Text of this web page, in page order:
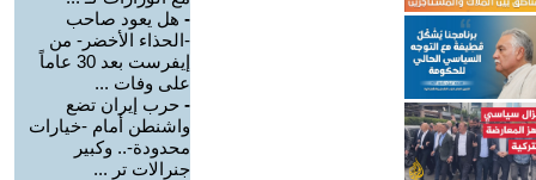
- هل يعود صاحب
-الحذاء الأخضر- من
إيفرست بعد 30 عاماً
على وفات ...
- حرب إيران تضع
واشنطن أمام -خيارات
محدودة-.. وكبير
جنرالات تر ...